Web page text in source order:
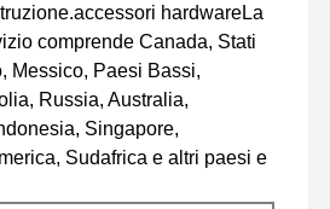
hardwareLa
comprende Canada, Stati
Messico, Paesi Bassi,
Russia, Australia,
Singapore,
Sudafrica e altri paesi e